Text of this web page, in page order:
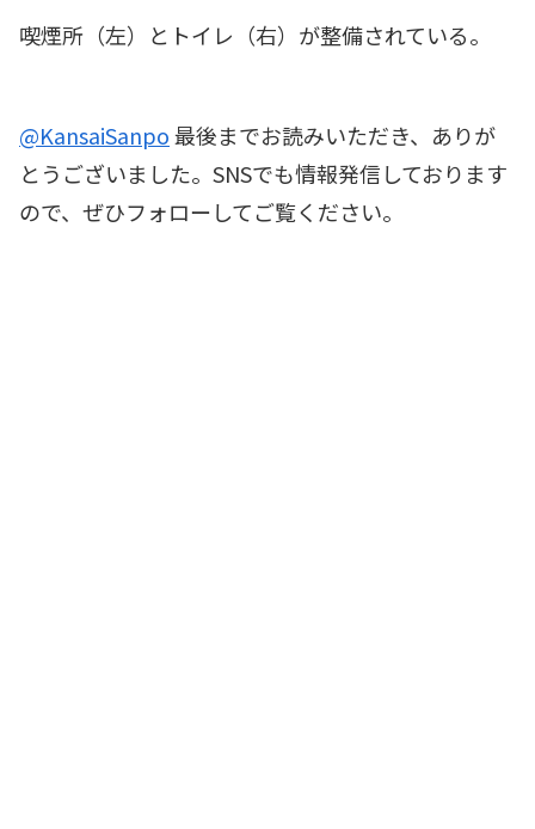
喫煙所（左）とトイレ（右）が整備されている。
@KansaiSanpo最後までお読みいただき、ありが
とうございました。SNSでも情報発信しております
ので、ぜひフォローしてご覧ください。